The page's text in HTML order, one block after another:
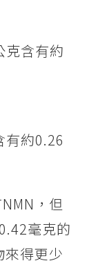
克含有約
有約0.26
，但
毫克的
來得更少